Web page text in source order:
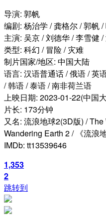
导演: 郭帆
编剧: 杨治学 / 龚格尔 / 郭帆 /
主演: 吴京 / 刘德华 / 李雪健
类型: 科幻 / 冒险 / 灾难
制片国家/地区: 中国大陆
语言: 汉语普通话 / 俄语 / 英
/ 韩语 / 泰语 / 南非荷兰语
上映日期: 2023-01-22(中国
片长: 173分钟
又名: 流浪地球2(3D版) /
Wandering Earth 2 / 《流浪
IMDb: tt13539646
1,353
2
跳转到